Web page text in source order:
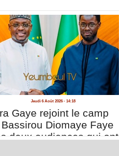
Jeudi 6 Août 2026 - 14:18
Gaye rejoint le camp
Diomaye Faye
deux audiences qui ont